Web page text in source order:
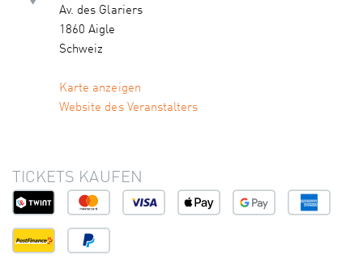
Av. des Glariers
1860 Aigle
Schweiz
Karte anzeigen
Website des Veranstalters
TICKETS KAUFEN